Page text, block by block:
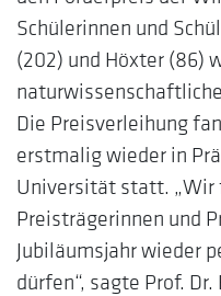
Schülerinnen und
(202) und Höxter (86)
Die Preisverleihung
erstmalig wieder in
Universität statt. „Wir
Preisträgerinnen und
Jubiläumsjahr wieder
dürfen“, sagte Prof.